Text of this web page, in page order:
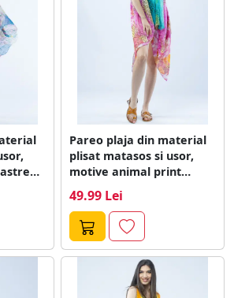
Pareo plaja din material
plisat matasos si usor,
motive animal print
49.99 Lei